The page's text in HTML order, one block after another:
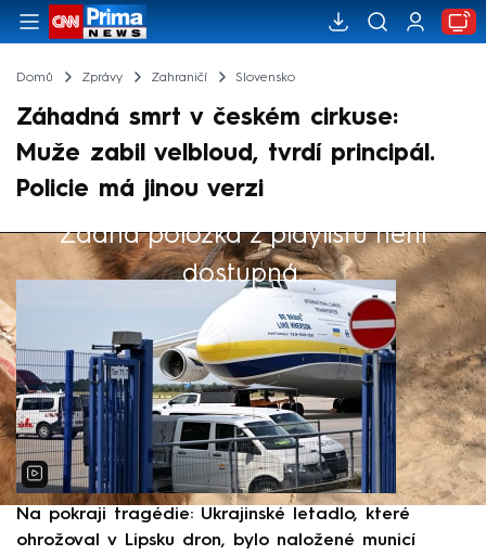
Domů Zprávy Zahraničí Slovensko
Záhadná smrt v českém cirkuse:
Muže zabil velbloud, tvrdí principál.
Policie má jinou verzi
Žádná položka z playlistu není
dostupná.
Výběr redakce
Na pokraji tragédie: Ukrajinské letadlo, které
ohrožoval v Lipsku dron, bylo naložené municí